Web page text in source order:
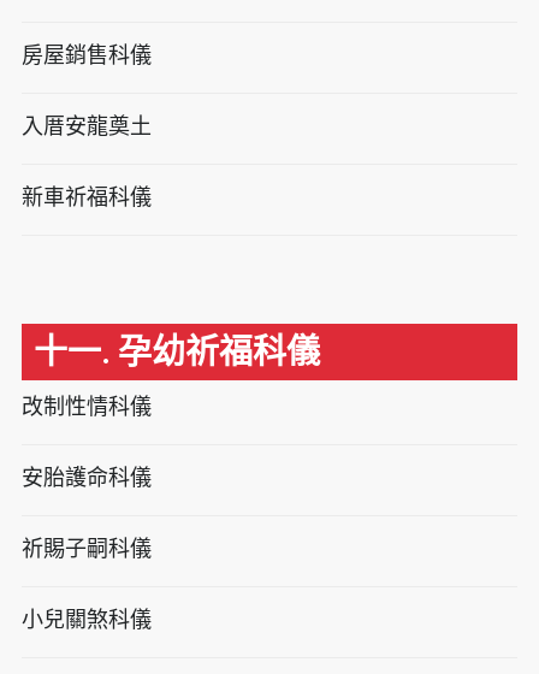
房屋銷售科儀
入厝安龍奠土
新車祈福科儀
十一. 孕幼祈福科儀
改制性情科儀
安胎護命科儀
祈賜子嗣科儀
小兒關煞科儀